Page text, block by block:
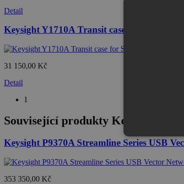
Detail
Keysight Y1710A Transit case for
31 150,00 Kč
Detail
1
Související produkty Keysight
Keysight P9370A Streamline Series USB
353 350,00 Kč